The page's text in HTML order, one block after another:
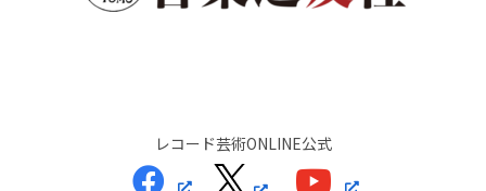
レコード芸術ONLINE公式